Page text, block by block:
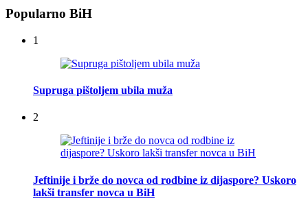
Popularno BiH
1
Supruga pištoljem ubila muža
2
Jeftinije i brže do novca od rodbine iz dijaspore? Uskoro
lakši transfer novca u BiH